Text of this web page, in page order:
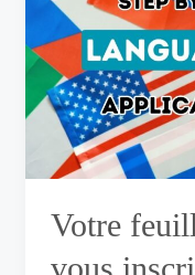
Votre
route
pour
vous
inscrire
à
des
cours
de
turque